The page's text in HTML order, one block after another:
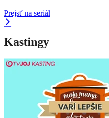
Prejsť na seriál
Kastingy